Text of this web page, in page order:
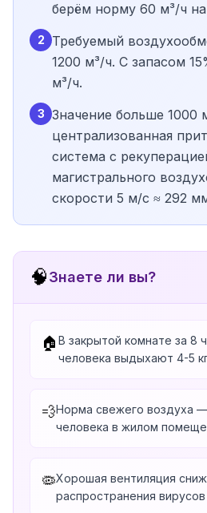
берём норму 60 м³/ч на
2
Требуемый
1200 м³/ч. С запасом
м³/ч.
3 Значение больше 1000
централизованная
система с
магистрального
скорости 5 м/с ≈ 292
🧠Знаете ли вы?
🏠 В закрытой комнате за 8
человека выдыхают 4-5 кг
💨Норма свежего воздуха
человека в жилом
🦠Хорошая вентиляция
распространения вирусов